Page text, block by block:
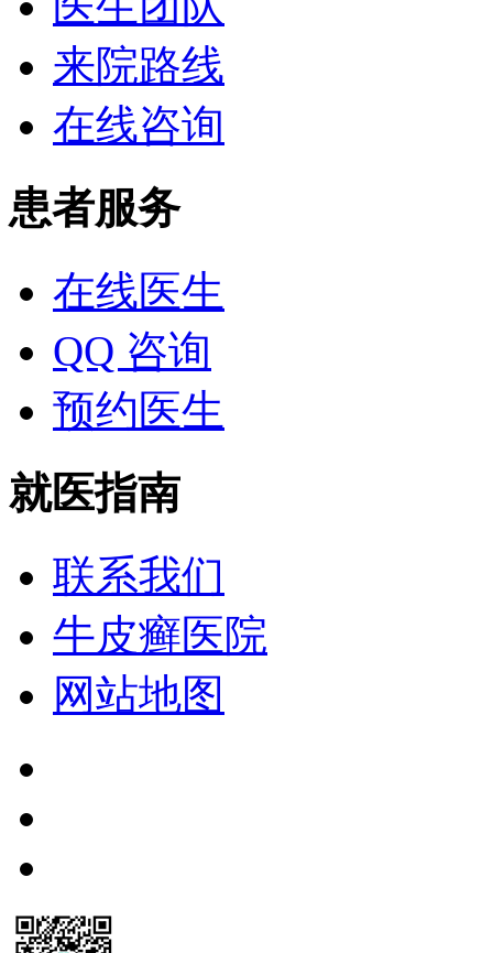
来院路线
在线咨询
患者服务
在线医生
QQ 咨询
预约医生
就医指南
联系我们
牛皮癣医院
网站地图